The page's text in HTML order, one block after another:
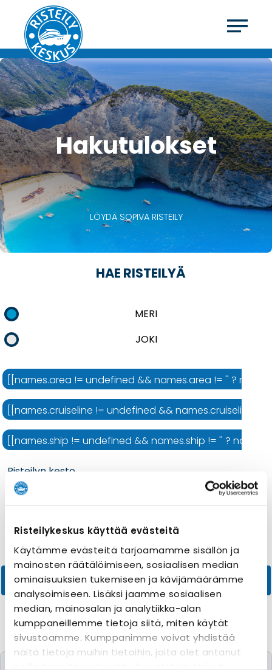
Risteilykeskus käyttää evästeitä
Käytämme evästeitä tarjoamamme sisällön ja
mainosten räätälöimiseen, sosiaalisen median
ominaisuuksien tukemiseen ja kävijämäärämme
analysoimiseen. Lisäksi jaamme sosiaalisen
median, mainosalan ja analytiikka-alan
kumppaneillemme tietoja siitä, miten käytät
sivustoamme. Kumppanimme voivat yhdistää
näitä tietoja muihin tietoihin, joita olet antanut
Hakutulokset
LÖYDÄ SOPIVA RISTEILY
HAE RISTEILYÄ
MERI
JOKI
[[names.area != undefined && names.area != '' ?
[[names.cruiseline != undefined && names.cruiseline
[[names.ship != undefined && names.ship != '' ?
Risteilyn kesto